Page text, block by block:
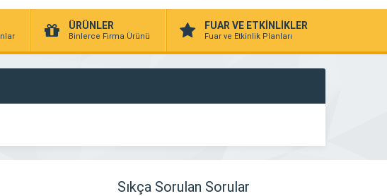
ÜRÜNLER
Binlerce Firma Ürünü
FUAR VE ETKİNLİKLER
Fuar ve Etkinlik Planları
Sıkça Sorulan Sorular